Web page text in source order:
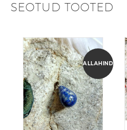
SEOTUD TOOTED
ALLAHINDLUS!